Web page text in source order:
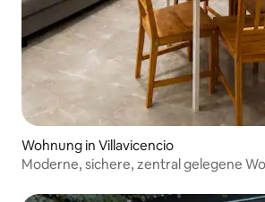
Wohnung in Villavicencio
Moderne, sichere, zentral gelegene